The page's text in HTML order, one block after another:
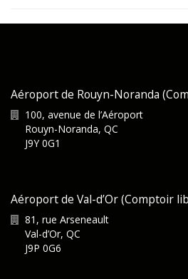
Aéroport de Rouyn-Noranda
100, avenue de l’Aéroport
Rouyn-Noranda, QC
J9Y 0G1
Aéroport de Val-d’Or (Comptoir
81, rue Arseneault
Val-d’Or, QC
J9P 0G6